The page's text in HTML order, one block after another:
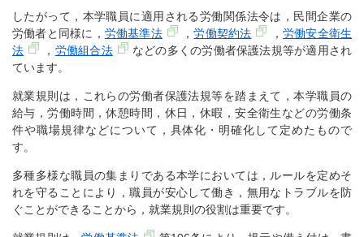
したがって，本学職員に適用される労働関係法令は，民間企業の
労働者と同様に， 労働基準法 ，労働契約法 ， 労働安全衛生
法
， 労働組合法
などの多くの労働者保護法規等が適用され
ています。
就業規則は，これらの労働者保護法規等を踏まえて，本学職員の
給与，労働時間，休憩時間，休日，休暇，安全衛生などの労働条
件や職場規律などについて，具体化・明確化して定めたもので
す。
多種多様な職員の集まりである本学においては，ルールを定めそ
れを守ることにより，職員が安心して働き，無用なトラブルを防
ぐことができることから，就業規則の役割は重要です。